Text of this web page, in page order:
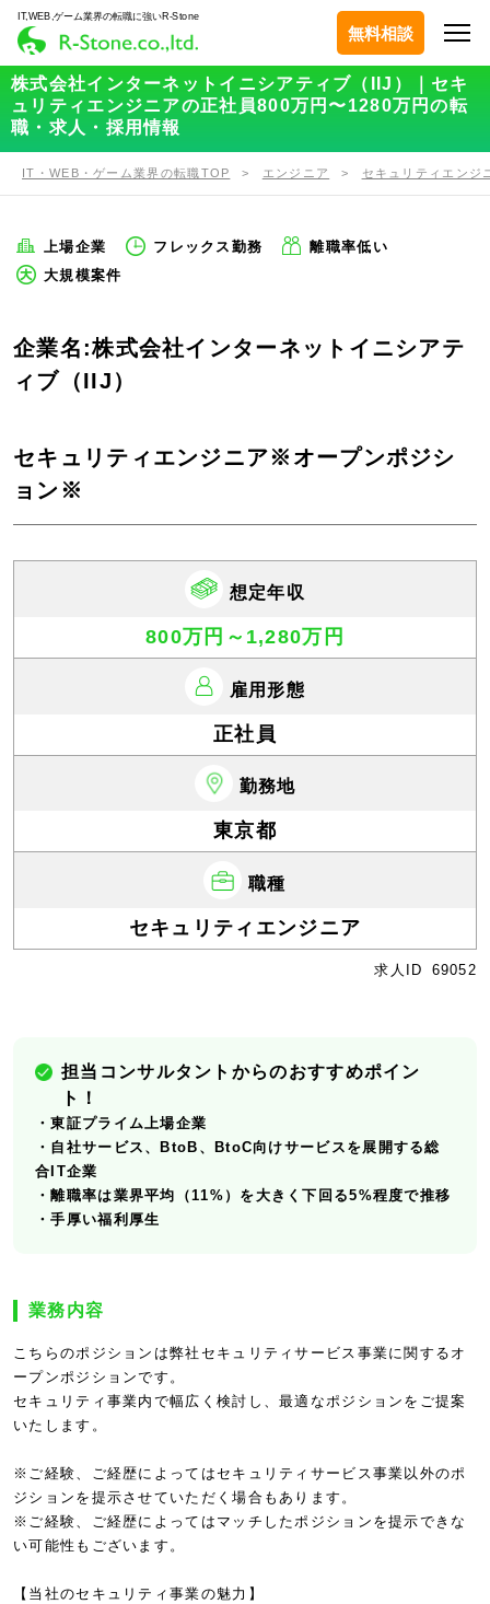
IT,WEB,ゲーム業界の転職に強いR-Stone
無料相談
株式会社インターネットイニシアティブ（IIJ）｜セキ
ュリティエンジニアの正社員800万円〜1280万円の転
職・求人・採用情報
IT・WEB・ゲーム業界の転職TOP エンジニア セキュリティエンジ
上場企業 フレックス勤務
離職率低い
大規模案件
企業名:株式会社インターネットイニシアテ
ィブ（IIJ）
セキュリティエンジニア※オープンポジシ
ョン※
想定年収
800万円～1,280万円
雇用形態
正社員
勤務地
東京都
職種
セキュリティエンジニア
求人ID 69052
担当コンサルタントからのおすすめポイン
ト！
・東証プライム上場企業
・自社サービス、BtoB、BtoC向けサービスを展開する総
合IT企業
・離職率は業界平均（11%）を大きく下回る5%程度で推移
・手厚い福利厚生
業務内容
こちらのポジションは弊社セキュリティサービス事業に関するオ
ープンポジションです。
セキュリティ事業内で幅広く検討し、最適なポジションをご提案
いたします。
※ご経験、ご経歴によってはセキュリティサービス事業以外のポ
ジションを提示させていただく場合もあります。
※ご経験、ご経歴によってはマッチしたポジションを提示できな
い可能性もございます。
【当社のセキュリティ事業の魅力】